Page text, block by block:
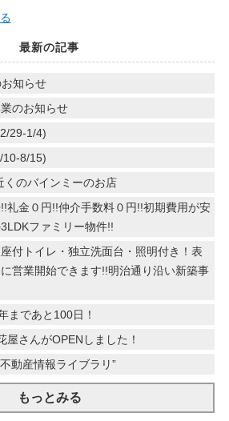
最新の記事
知らせ
のお知らせ
29-1/4)
10-8/15)
くのバインミーのお店
礼金０円!!仲介手数料０円!!初期費用が安
ファミリー物件!!
付トイレ・独立洗面台・照明付き！表
営業開始できます!!明治通り沿い新築事
まであと100日！
さんがOPENしました！
動産情報ライブラリ”
もっとみる